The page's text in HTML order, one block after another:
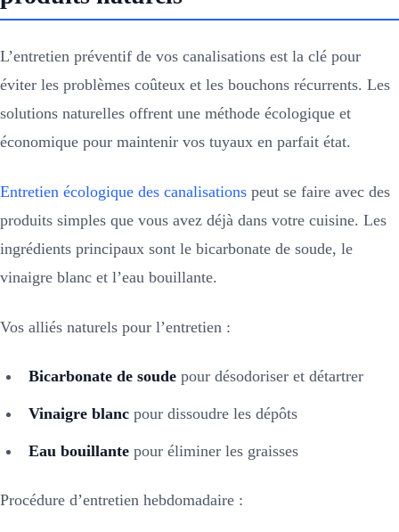
L’entretien préventif de vos canalisations est la clé pour
éviter les problèmes coûteux et les bouchons récurrents. Les
solutions naturelles offrent une méthode écologique et
économique pour maintenir vos tuyaux en parfait état.
Entretien écologique des canalisations peut se faire avec des
produits simples que vous avez déjà dans votre cuisine. Les
ingrédients principaux sont le bicarbonate de soude, le
vinaigre blanc et l’eau bouillante.
Vos alliés naturels pour l’entretien :
Bicarbonate de soude pour désodoriser et détartrer
Vinaigre blanc pour dissoudre les dépôts
Eau bouillante pour éliminer les graisses
Procédure d’entretien hebdomadaire :